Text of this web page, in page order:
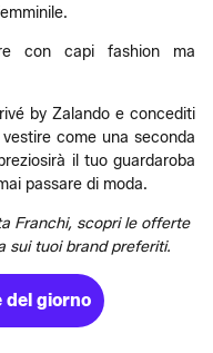
con capi fashion ma
by Zalando e concediti
come una seconda
il tuo guardaroba
passare di moda.
Franchi, scopri le offerte
sui tuoi brand preferiti.
del giorno